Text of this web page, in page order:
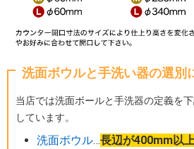
洗面ボウルと手洗い器の選別
当店では洗面ボールと手洗器の定義を
しています。
洗面ボウル…長辺が400mm以上